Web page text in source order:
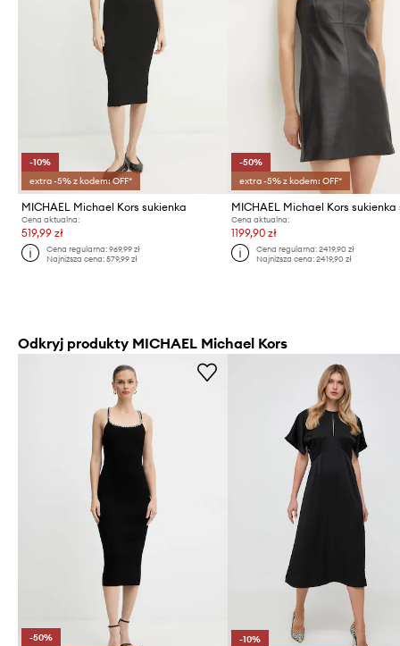
-10%
extra -5% z kodem: OFF*
MICHAEL Michael Kors sukienka
Cena aktualna:
519,99 zł
Cena regularna:969,99 zł
Najniższa cena:579,99 zł
-50%
extra -5% z kodem: OFF*
Cena aktualna:
1199,90 zł
Cena regularna: 2419,90 zł
Najniższa cena: 2419,90 zł
Odkryj produkty MICHAEL Michael Kors
-50%
-10%